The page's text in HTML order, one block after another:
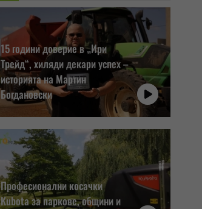
15 години доверие в „Ири
Трейд“, хиляди декари успех –
историята на Мартин
Богдановски
Професионални косачки
Kubota за паркове, общини и